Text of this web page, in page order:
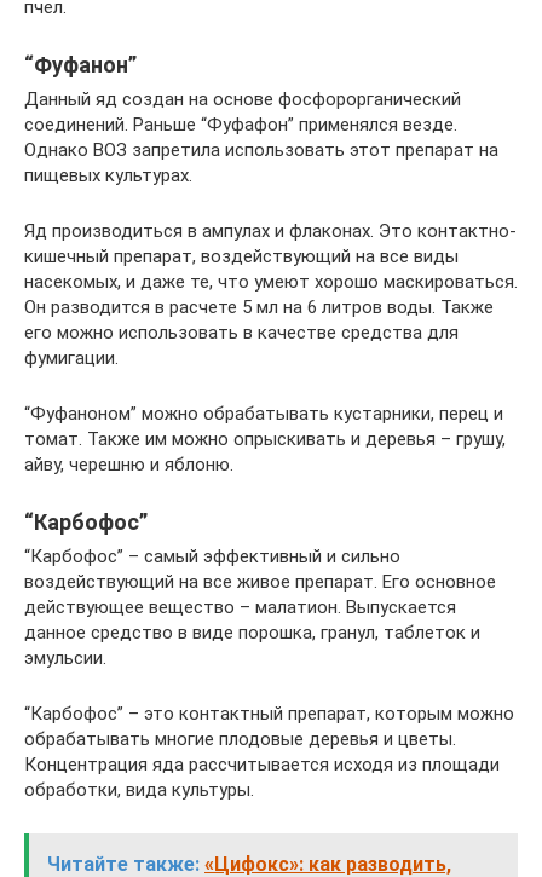
пчел.
“Фуфанон”
Данный яд создан на основе фосфорорганический
соединений. Раньше “Фуфафон” применялся везде.
Однако ВОЗ запретила использовать этот препарат на
пищевых культурах.
Яд производиться в ампулах и флаконах. Это контактно-
кишечный препарат, воздействующий на все виды
насекомых, и даже те, что умеют хорошо маскироваться.
Он разводится в расчете 5 мл на 6 литров воды. Также
его можно использовать в качестве средства для
фумигации.
“Фуфаноном” можно обрабатывать кустарники, перец и
томат. Также им можно опрыскивать и деревья – грушу,
айву, черешню и яблоню.
“Карбофос”
“Карбофос” – самый эффективный и сильно
воздействующий на все живое препарат. Его основное
действующее вещество – малатион. Выпускается
данное средство в виде порошка, гранул, таблеток и
эмульсии.
“Карбофос” – это контактный препарат, которым можно
обрабатывать многие плодовые деревья и цветы.
Концентрация яда рассчитывается исходя из площади
обработки, вида культуры.
Читайте также: «Цифокс»: как разводить,